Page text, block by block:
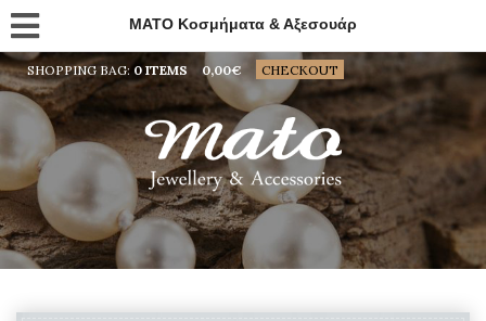
MATO Κοσμήματα & Αξεσουάρ
SHOPPING BAG: 0 ITEMS 0,00€ CHECKOUT